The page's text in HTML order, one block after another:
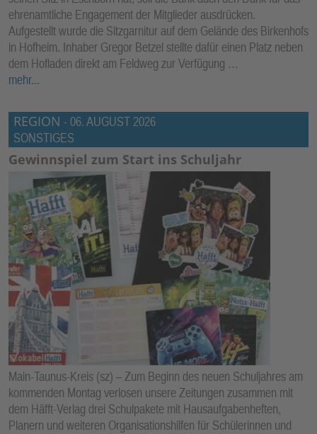
ehrenamtliche Engagement der Mitglieder ausdrücken.
Aufgestellt wurde die Sitzgarnitur auf dem Gelände des Birkenhofs
in Hofheim. Inhaber Gregor Betzel stellte dafür einen Platz neben
dem Hofladen direkt am Feldweg zur Verfügung …
mehr...
REGION - 06. AUGUST 2026
SONSTIGES
Gewinnspiel zum Start ins Schuljahr
Main-Taunus-Kreis (sz) – Zum Beginn des neuen Schuljahres am
kommenden Montag verlosen unsere Zeitungen zusammen mit
dem Häfft-Verlag drei Schulpakete mit Hausaufgabenheften,
Planern und weiteren Organisationshilfen für Schülerinnen und